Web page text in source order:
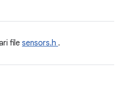
file sensors.h .